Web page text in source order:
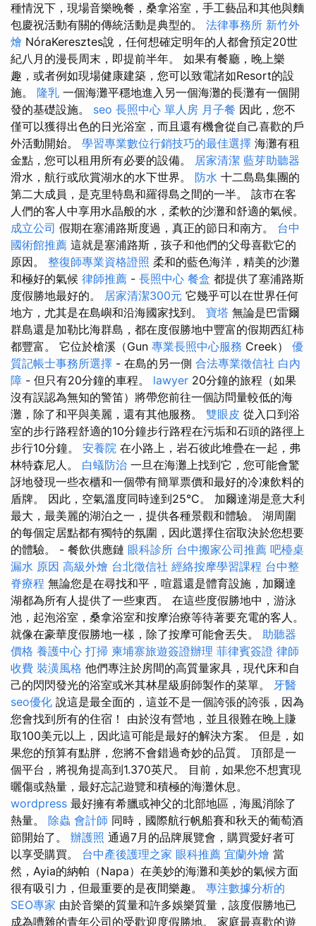
種情況下，現場音樂晚餐，桑拿浴室，手工藝品和其他與麵
包慶祝活動有關的傳統活動是典型的。 法律事務所 新竹外
燴 NóraKeresztes說，任何想確定明年的人都會預定20世
紀八月的漫長周末，即提前半年。 如果有餐廳，晚上樂
趣，或者例如現場健康建築，您可以致電諸如Resort的設
施。 隆乳 一個海灘平穩地進入另一個海灘的長灘有一個開
發的基礎設施。 seo 長照中心 單人房 月子餐 因此，您不
僅可以獲得出色的日光浴室，而且還有機會從自己喜歡的戶
外活動開始。 學習專業數位行銷技巧的最佳選擇 海灘有租
金點，您可以租用所有必要的設備。 居家清潔 藍芽助聽器
滑水，航行或欣賞湖水的水下世界。 防水 十二島島集團的
第二大成員，是克里特島和羅得島之間的一半。 該市在客
人們的客人中享用水晶般的水，柔軟的沙灘和舒適的氣候。
成立公司 假期在塞浦路斯度過，真正的節日和南方。 台中
國術館推薦 這就是塞浦路斯，孩子和他們的父母喜歡它的
原因。 整復師專業資格證照 柔和的藍色海洋，精美的沙灘
和極好的氣候 律師推薦 - 長照中心 餐盒 都提供了塞浦路斯
度假勝地最好的。 居家清潔300元 它幾乎可以在世界任何
地方，尤其是在島嶼和沿海國家找到。 寶塔 無論是巴雷爾
群島還是加勒比海群島，都在度假勝地中豐富的假期西紅柿
都豐富。 它位於槍溪（Gun 專業長照中心服務 Creek） 優
質記帳士事務所選擇 - 在島的另一側 合法專業徵信社 白內
障 - 但只有20分鐘的車程。 lawyer 20分鐘的旅程（如果
沒有誤認為無知的警笛）將帶您前往一個訪問量較低的海
灘，除了和平與美麗，還有其他服務。 雙眼皮 從入口到浴
室的步行路程舒適的10分鐘步行路程在污垢和石頭的路徑上
步行10分鐘。 安養院 在小路上，岩石彼此堆疊在一起，弗
林特森尼人。 白蟻防治 一旦在海灘上找到它，您可能會驚
訝地發現一些衣櫃和一個帶有簡單票價和最好的冷凍飲料的
盾牌。 因此，空氣溫度同時達到25°C。 加爾達湖是意大利
最大，最美麗的湖泊之一，提供各種景觀和體驗。 湖周圍
的每個定居點都有獨特的氛圍，因此選擇住宿取決於您想要
的體驗。 - 餐飲供應鏈 眼科診所 台中搬家公司推薦 吧檯桌
漏水 原因 高級外燴 台北徵信社 經絡按摩學習課程 台中整
脊療程 無論您是在尋找和平，喧囂還是體育設施，加爾達
湖都為所有人提供了一些東西。 在這些度假勝地中，游泳
池，起泡浴室，桑拿浴室和按摩治療等待著要充電的客人。
就像在豪華度假勝地一樣，除了按摩可能會丟失。 助聽器
價格 養護中心 打掃 柬埔寨旅遊簽證辦理 菲律賓簽證 律師
收費 裝潢風格 他們專注於房間的高質量家具，現代床和自
己的閃閃發光的浴室或米其林星級廚師製作的菜單。 牙醫
seo優化 說這是最全面的，這並不是一個誇張的誇張，因為
您會找到所有的住宿！ 由於沒有營地，並且很難在晚上賺
取100美元以上，因此這可能是最好的解決方案。 但是，如
果您的預算有點胖，您將不會錯過奇妙的品質。 頂部是一
個平台，將視角提高到1.370英尺。 目前，如果您不想實現
曬傷或熱量，最好忘記遊覽和積極的海灘休息。
wordpress 最好擁有希臘或神父的北部地區，海風消除了
熱量。 除蟲 會計師 同時，國際航行帆船賽和秋天的葡萄酒
節開始了。 辦護照 通過7月的品牌展覽會，購買愛好者可
以享受購買。 台中產後護理之家 眼科推薦 宜蘭外燴 當
然，Ayia的納帕（Napa）在美妙的海灘和美妙的氣候方面
很有吸引力，但最重要的是夜間樂趣。 專注數據分析的
SEO專家 由於音樂的質量和許多娛樂質量，該度假勝地已
成為嘈雜的青年公司的受歡迎度假勝地。 家庭最喜歡的遊